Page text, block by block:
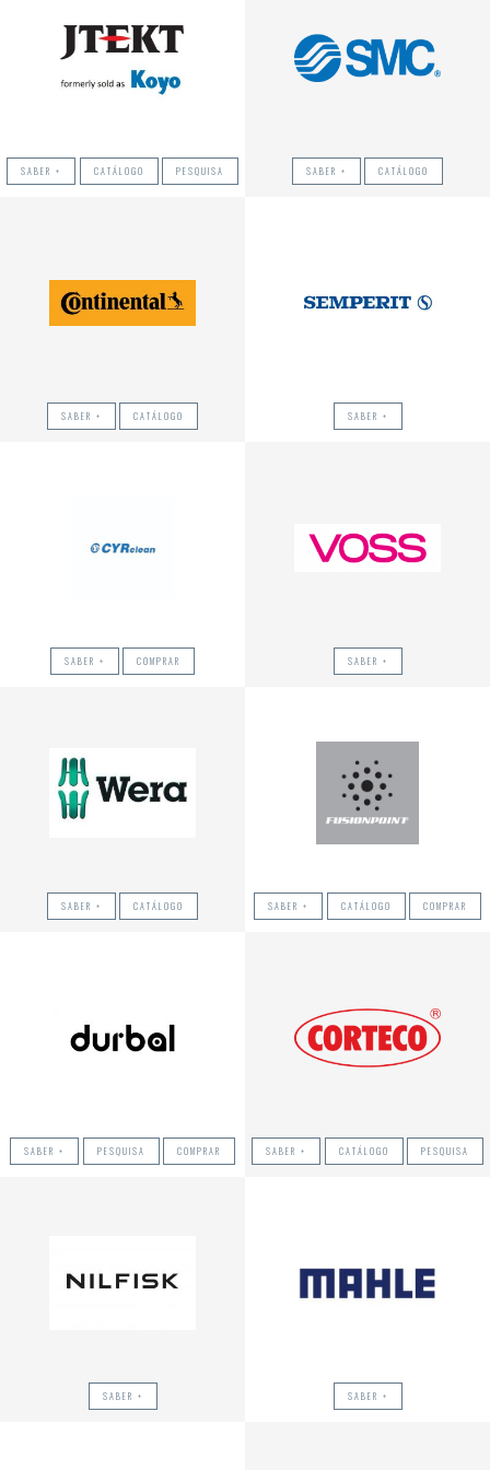
SABER + CATÁLOGO PESQUISA SABER + CATÁLOGO
SABER + CATÁLOGO SABER +
SABER + COMPRAR SABER +
SABER + CATÁLOGO SABER + CATÁLOGO COMPRAR
SABER + PESQUISA COMPRAR SABER + CATÁLOGO PESQUISA
SABER + SABER +